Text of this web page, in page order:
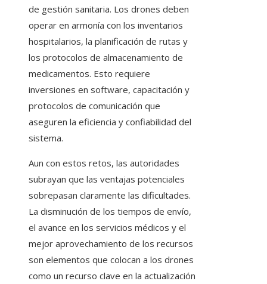
de gestión sanitaria. Los drones deben
operar en armonía con los inventarios
hospitalarios, la planificación de rutas y
los protocolos de almacenamiento de
medicamentos. Esto requiere
inversiones en software, capacitación y
protocolos de comunicación que
aseguren la eficiencia y confiabilidad del
sistema.
Aun con estos retos, las autoridades
subrayan que las ventajas potenciales
sobrepasan claramente las dificultades.
La disminución de los tiempos de envío,
el avance en los servicios médicos y el
mejor aprovechamiento de los recursos
son elementos que colocan a los drones
como un recurso clave en la actualización